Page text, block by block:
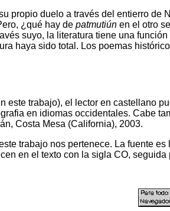
propio duelo a través del entierro
¿qué hay de patmutiún en el otro
suyo, la literatura tiene una
haya sido total. Los poemas
trabajo), el lector en castellano
en idiomas occidentales. Cabe
Costa Mesa (California), 2003.
trabajo nos pertenece. La fuente
en el texto con la sigla CO,